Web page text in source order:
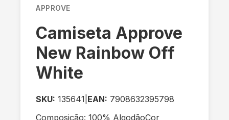
APPROVE
Camiseta Approve
New Rainbow Off
White
SKU: 135641 EAN: 7908632395798
Composição: 100% AlgodãoCor